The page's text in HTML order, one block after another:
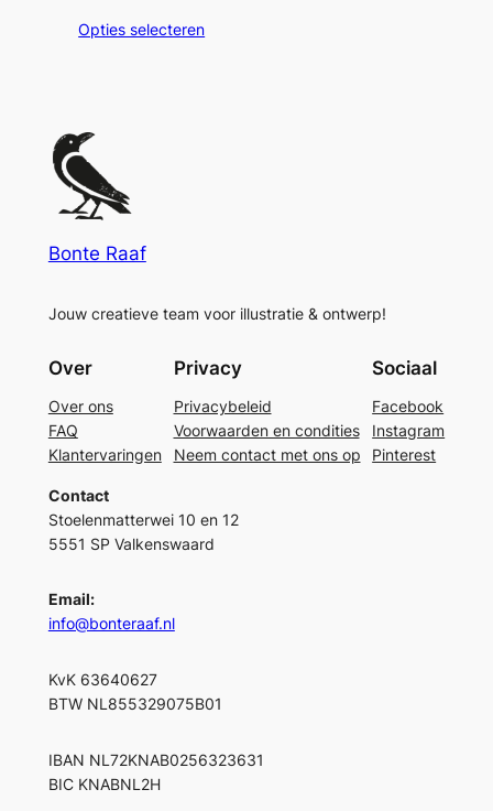
€ 49,50
Opties selecteren
Bonte Raaf
Jouw creatieve team voor illustratie & ontwerp!
Over
Over ons
FAQ
Klantervaringen
Privacy
Privacybeleid
Voorwaarden en condities
Neem contact met ons op
Sociaal
Facebook
Instagram
Pinterest
Contact
Stoelenmatterwei 10 en 12
5551 SP Valkenswaard
Email:
info@bonteraaf.nl
KvK 63640627
BTW NL855329075B01
IBAN NL72KNAB0256323631
BIC KNABNL2H